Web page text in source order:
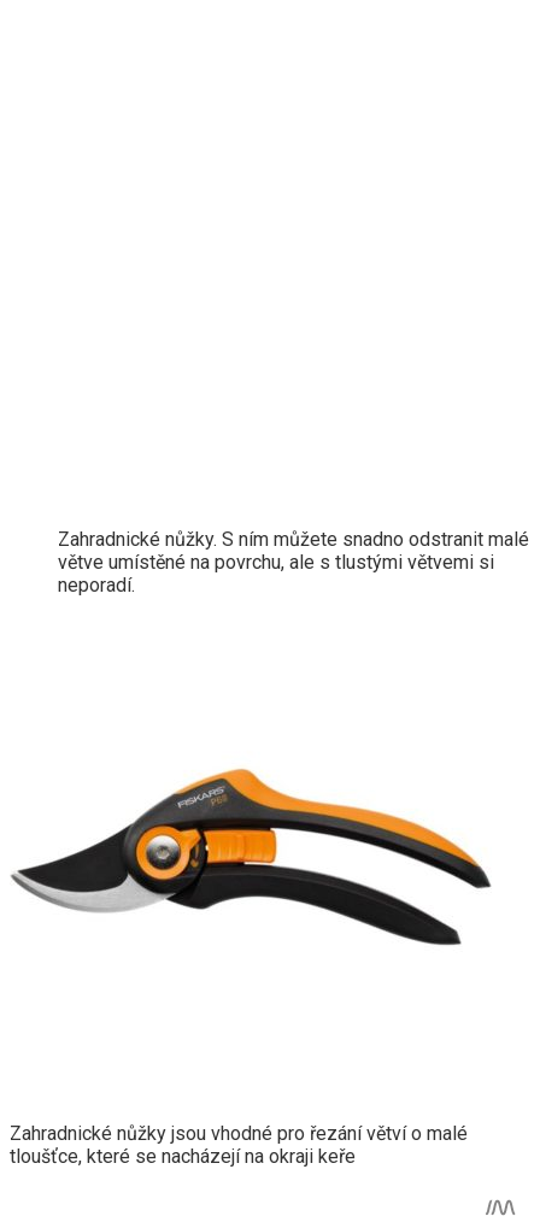
Zahradnické nůžky. S ním můžete snadno odstranit malé
větve umístěné na povrchu, ale s tlustými větvemi si
neporadí.
Zahradnické nůžky jsou vhodné pro řezání větví o malé
tloušťce, které se nacházejí na okraji keře